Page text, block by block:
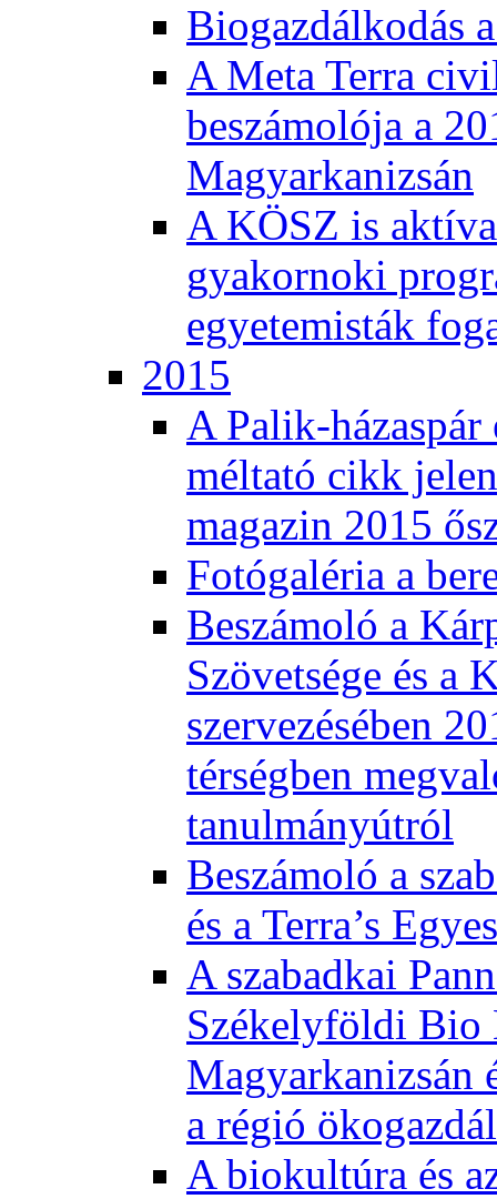
Biogazdálkodás
A Meta Terra
beszámolója a
Magyarkanizsán
A KÖSZ is
gyakornoki
egyetemisták
2015
A Palik-
méltató cikk
magazin 2015
Fotógaléria a
Beszámoló a
Szövetsége és a
szervezésében
térségben
tanulmányútról
Beszámoló a
és a Terra’s
A szabadkai
Székelyföldi Bio
Magyarkanizsán
a régió
A biokultúra és